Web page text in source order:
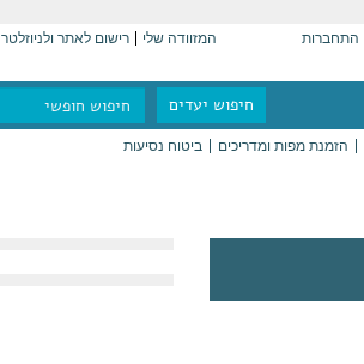
התחברות המזוודה שלי רישום לאתר ולניוזלטר
חיפוש יעדים
הזמנת מפות ומדריכים ביטוח נסיעות